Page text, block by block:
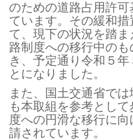
のための道路占用許
ています。その緩和
て、現下の状況を踏
路制度への移行中の
き、予定通り令和５
とになりました。
また、国土交通省で
も本取組を参考とし
度への円滑な移行に
請されています。